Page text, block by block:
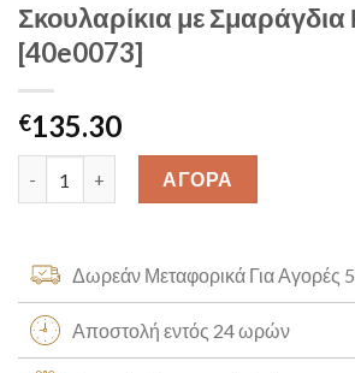
Σκουλαρίκια με
[40e0073]
€135.30
Σκουλαρίκια με Σμαράγδια Κ14
ΑΓΟΡΑ
Δωρεάν Μεταφορικά Για Αγορές
Αποστολή εντός 24 ωρών